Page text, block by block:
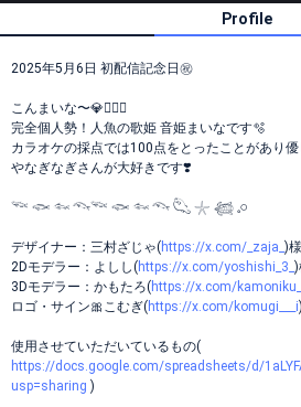
Profile
2025年5月6日 初配信記念日㊗️
こんまいな〜💎🧜🏻‍♀️
完全個人勢！人魚の歌姫 音姫まいなです🫧‪
カラオケの採点では100点をとったことがあり
やなぎなぎさんが大好きです❣️
𓆝 𓆟 𓆜 𓆞𓆝 𓆟 𓆜 𓆞 𓆡 𓇼 𓆉 𓈒𓏸
デザイナー：三村ざじゃ(https://x.com/_zaja_ )様
2Dモデラー：よしし(https://x.com/yoshishi_3_ )
3Dモデラー：かもたろ(https://x.com/
ロゴ・サイン🎀こむぎ(https://x.com/komugi___i
使用させていただいているもの(
https://docs.google.com/spreadsheets/d/
usp=sharing )